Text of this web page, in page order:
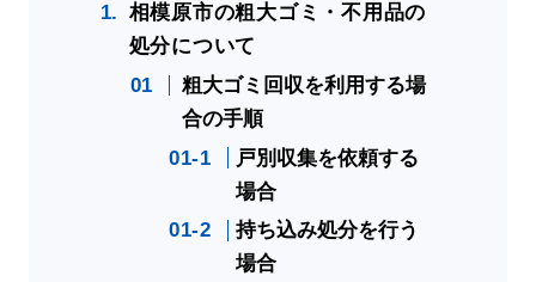
相模原市の粗大ゴミ・不用品の
処分について
粗大ゴミ回収を利用する場
合の手順
戸別収集を依頼する
場合
持ち込み処分を行う
場合